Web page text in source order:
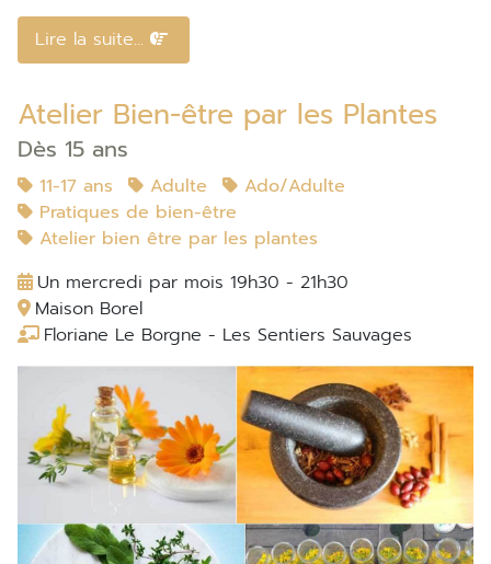
Lire la suite...
Atelier Bien-être par les Plantes
Dès 15 ans
11-17 ans Adulte
Ado/Adulte
Pratiques de bien-être
Atelier bien être par les plantes
Un mercredi par mois 19h30 - 21h30
Maison Borel
Floriane Le Borgne - Les Sentiers Sauvages